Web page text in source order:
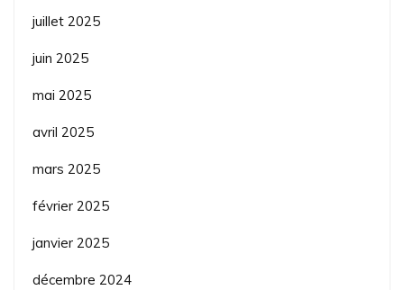
juillet 2025
juin 2025
mai 2025
avril 2025
mars 2025
février 2025
janvier 2025
décembre 2024